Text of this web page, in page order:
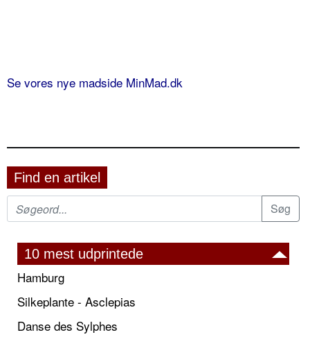
Se vores nye madside MinMad.dk
Find en artikel
10 mest udprintede
Hamburg
Silkeplante - Asclepias
Danse des Sylphes